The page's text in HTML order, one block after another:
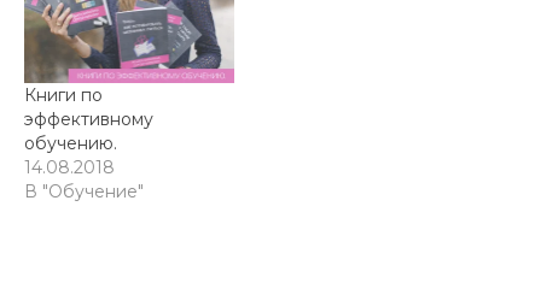
Книги по
эффективному
обучению.
14.08.2018
В "Обучение"